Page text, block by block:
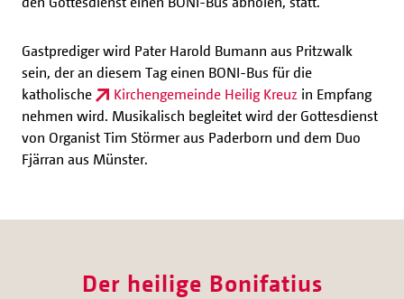
Gastprediger wird Pater Harold Bumann aus Pritzwalk
sein, der an diesem Tag einen BONI-Bus für die
katholische
Kirchengemeinde Heilig Kreuz in Empfang
nehmen wird. Musikalisch begleitet wird der Gottesdienst
von Organist Tim Störmer aus Paderborn und dem Duo
Fjärran aus Münster.
Der heilige Bonifatius